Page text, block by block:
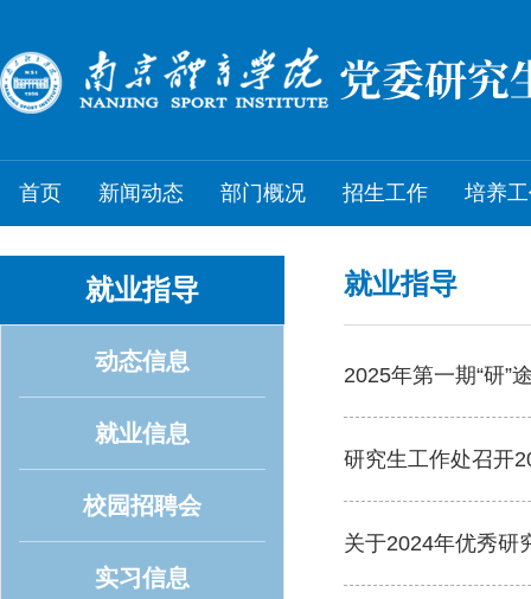
首页 新闻动态 部门概况 招生工作 培养
就业指导
动态信息
就业信息
校园招聘会
实习信息
就业指导
2025年第一期“研”
研究生工作处召开
关于2024年优秀研